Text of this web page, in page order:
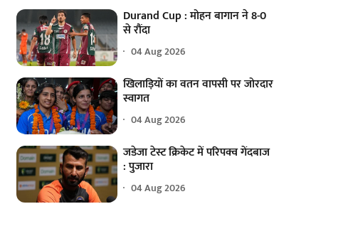
Durand Cup : मोहन बागान ने 8-0
से रौंदा
04 Aug 2026
खिलाड़ियों का वतन वापसी पर जोरदार
स्वागत
04 Aug 2026
जडेजा टेस्ट क्रिकेट में परिपक्व गेंदबाज
: पुजारा
04 Aug 2026